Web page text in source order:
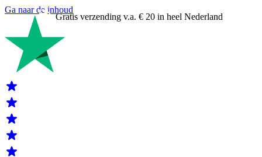
Ga naar de inhoud
Gratis verzending v.a. € 20 in heel Nederland